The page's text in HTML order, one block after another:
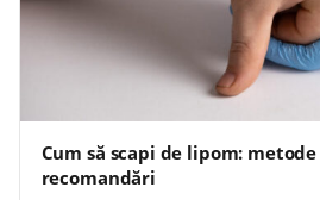
Cum să scapi de lipom:
recomandări